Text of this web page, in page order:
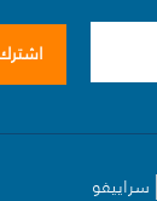
سراييفو